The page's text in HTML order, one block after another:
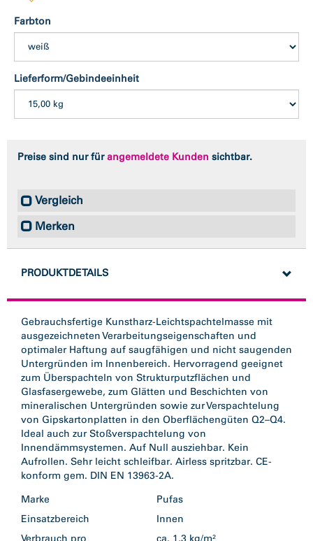
Farbton
Lieferform/Gebindeeinheit
Preise sind nur fürangemeldete Kunden sichtbar.
Vergleich
Merken
PRODUKTDETAILS
Gebrauchsfertige Kunstharz-Leichtspachtelmasse mit
ausgezeichneten Verarbeitungseigenschaften und
optimaler Haftung auf saugfähigen und nicht saugenden
Untergründen im Innenbereich. Hervorragend geeignet
zum Überspachteln von Strukturputzflächen und
Glasfasergewebe, zum Glätten und Beschichten von
mineralischen Untergründen sowie zur Verspachtelung
von Gipskartonplatten in den Oberflächengüten Q2–Q4.
Ideal auch zur Stoßverspachtelung von
Innendämmsystemen. Auf Null ausziehbar. Kein
Aufrollen. Sehr leicht schleifbar. Airless spritzbar. CE-
konform gem. DIN EN 13963-2A.
Marke
Pufas
Einsatzbereich
Innen
Verbrauch pro
ca. 1,3 kg/m²